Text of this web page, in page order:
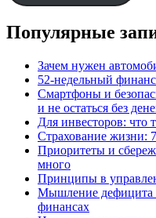
Популярные
Зачем нужен
52-недельный
Смартфоны и
и не остаться без
Для инвесторов: что
Страхование жизни:
Приоритеты и
много
Принципы в
Мышление дефицита
финансах